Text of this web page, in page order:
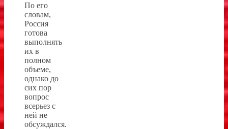
По его
словам,
Россия
готова
выполнять
их в
полном
объеме,
однако до
сих пор
вопрос
всерьез с
ней не
обсуждался.